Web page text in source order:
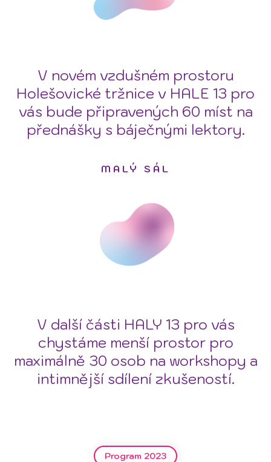
V novém vzdušném prostoru
Holešovické tržnice v HALE 13 pro
vás bude připravených 60 míst na
přednášky s báječnými lektory.
MALÝ SÁL
V další části HALY 13 pro vás
chystáme menší prostor pro
maximálně 30 osob na workshopy a
intimnější sdílení zkušeností.
Program 2023